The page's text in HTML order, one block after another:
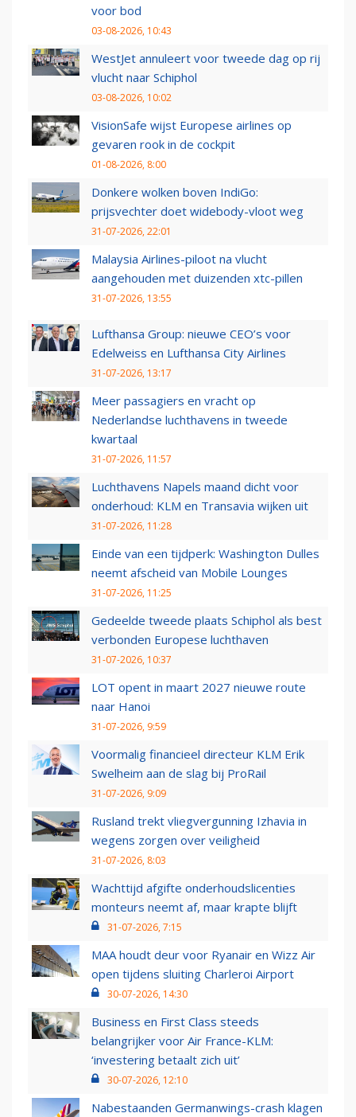
voor bod
03-08-2026, 10:43
WestJet annuleert voor tweede dag op rij
vlucht naar Schiphol
03-08-2026, 10:02
VisionSafe wijst Europese airlines op
gevaren rook in de cockpit
01-08-2026, 8:00
Donkere wolken boven IndiGo:
prijsvechter doet widebody-vloot weg
31-07-2026, 22:01
Malaysia Airlines-piloot na vlucht
aangehouden met duizenden xtc-pillen
31-07-2026, 13:55
Lufthansa Group: nieuwe CEO’s voor
Edelweiss en Lufthansa City Airlines
31-07-2026, 13:17
Meer passagiers en vracht op
Nederlandse luchthavens in tweede
kwartaal
31-07-2026, 11:57
Luchthavens Napels maand dicht voor
onderhoud: KLM en Transavia wijken uit
31-07-2026, 11:28
Einde van een tijdperk: Washington Dulles
neemt afscheid van Mobile Lounges
31-07-2026, 11:25
Gedeelde tweede plaats Schiphol als best
verbonden Europese luchthaven
31-07-2026, 10:37
LOT opent in maart 2027 nieuwe route
naar Hanoi
31-07-2026, 9:59
Voormalig financieel directeur KLM Erik
Swelheim aan de slag bij ProRail
31-07-2026, 9:09
Rusland trekt vliegvergunning Izhavia in
wegens zorgen over veiligheid
31-07-2026, 8:03
Wachttijd afgifte onderhoudslicenties
monteurs neemt af, maar krapte blijft
31-07-2026, 7:15
MAA houdt deur voor Ryanair en Wizz Air
open tijdens sluiting Charleroi Airport
30-07-2026, 14:30
Business en First Class steeds
belangrijker voor Air France-KLM:
‘investering betaalt zich uit’
30-07-2026, 12:10
Nabestaanden Germanwings-crash klagen